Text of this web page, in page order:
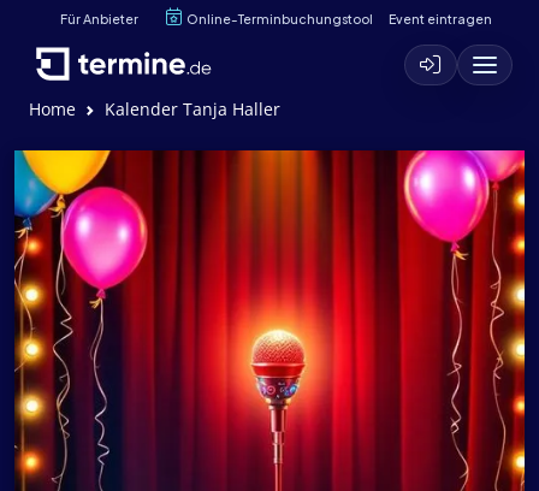
Für Anbieter Online-Terminbuchungstool Event eintragen
Home Kalender Tanja Haller